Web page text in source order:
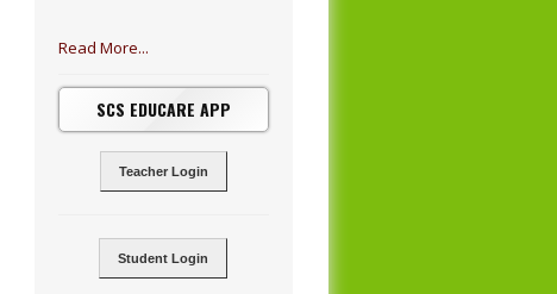
Read More...
SCS EDUCARE APP
Teacher Login
Student Login